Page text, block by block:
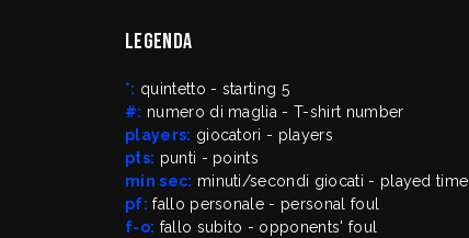
Legenda
*: quintetto - starting 5
#: numero di maglia - T-shirt number
players: giocatori - players
pts: punti - points
min sec: minuti/secondi giocati - played time
pf: fallo personale - personal foul
f-o: fallo subito - opponents' foul